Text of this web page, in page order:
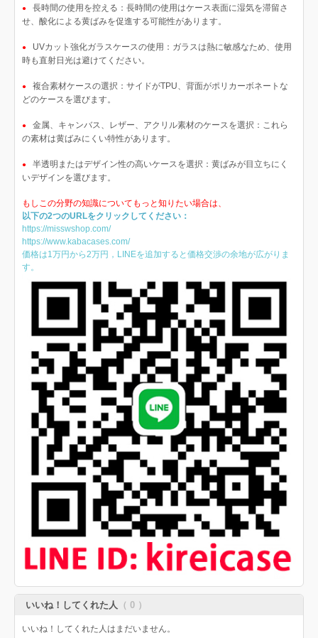
● 長時間の使用を控える：長時間の使用はケース表面に湿気を滞留さ
せ、酸化による黄ばみを促進する可能性があります。
● UVカット強化ガラスケースの使用：ガラスは熱に敏感なため、使用
時も直射日光は避けてください。
● 複合素材ケースの選択：サイドがTPU、背面がポリカーボネートな
どのケースを選びます。
● 金属、キャンバス、レザー、アクリル素材のケースを選択：これら
の素材は黄ばみにくい特性があります。
● 半透明またはデザイン性の高いケースを選択：黄ばみが目立ちにく
いデザインを選びます。
もしこの分野の知識についてもっと知りたい場合は、
以下の2つのURLをクリックしてください：
https://misswshop.com/
https://www.kabacases.com/
価格は1万円から2万円，LINEを追加すると価格交渉の余地が広がりま
す。
いいね！してくれた人 （ 0 ）
いいね！してくれた人はまだいません。